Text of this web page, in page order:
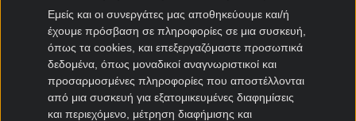
Εμείς και οι συνεργάτες μας αποθηκεύουμε και/ή
έχουμε πρόσβαση σε πληροφορίες σε μια συσκευή,
όπως τα cookies, και επεξεργαζόμαστε προσωπικά
δεδομένα, όπως μοναδικοί αναγνωριστικοί και
προσαρμοσμένες πληροφορίες που αποστέλλονται
από μια συσκευή για εξατομικευμένες διαφημίσεις
και περιεχόμενο, μέτρηση διαφήμισης και
ΚΛΙΚ👑
ΕΓΓΡΑΦΗ ΑΞΙΟΛΟΓΗΣΗ
ΕΕΕΠ | 21+ | ΠΑΙΞΕ ΥΠΕΥΘΥΝΑ
9.6
🔥ΚΑΛΟΚΑΙΡΑΚΙ με 1.020 δώρα*,